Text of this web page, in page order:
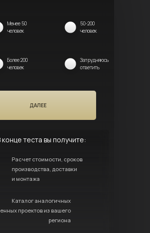
Менее 50
человек
50-200
человек
Более 200
человек
Затрудняюсь
ответить
ДАЛЕЕ
конце теста вы получите:
Расчет стоимости, сроков
производства, доставки
и монтажа
Каталог аналогичных
проектов из вашего
региона